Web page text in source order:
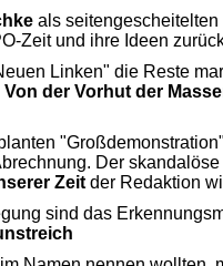
als seitengescheitelten
Zeit und ihre Ideen
Linken
die Reste
Von der Vorhut der
Großdemonstration
Der skandalöse
Zeit der Redaktion
sind das